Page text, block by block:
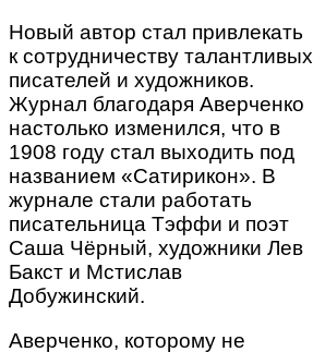
Новый автор стал привлекать
к сотрудничеству талантливых
писателей и художников.
Журнал благодаря Аверченко
настолько изменился, что в
1908 году стал выходить под
названием «Сатирикон». В
журнале стали работать
писательница Тэффи и поэт
Саша Чёрный, художники Лев
Бакст и Мстислав
Добужинский.
Аверченко, которому не